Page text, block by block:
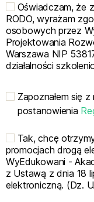
Oświadczam, że
RODO, wyrażam
osobowych przez
Projektowania
Warszawa NIP
działalności
Zapoznałem się
postanowienia
Tak, chcę
promocjach drogą
WyEdukowani -
z Ustawą z dnia 18
elektroniczną. (Dz.